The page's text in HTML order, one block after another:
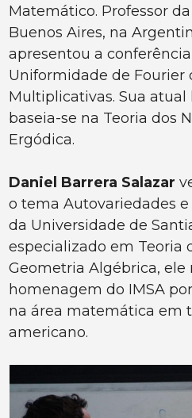
Matemático. Professor
Buenos Aires, na
apresentou a
Uniformidade de Fourier
Multiplicativas. Sua atual
baseia-se na Teoria dos
Ergódica.
Daniel Barrera Salazar
o tema Autovariedades
da Universidade de
especializado em Teoria
Geometria Algébrica, ele
homenagem do IMSA
na área matemática em
americano.